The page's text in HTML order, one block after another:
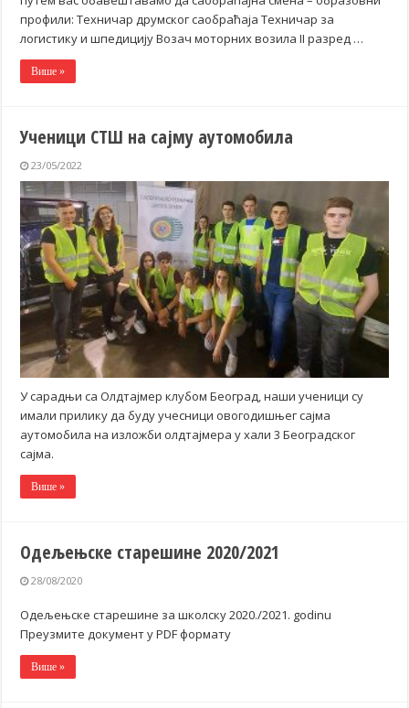
профили: Техничар друмског саобраћаја Техничар за
логистику и шпедицију Возач моторних возила II разред …
Више »
Ученици СТШ на сајму аутомобила
23/05/2022
У сарадњи са Олдтајмер клубом Београд, наши ученици су
имали прилику да буду учесници овогодишњег сајма
аутомобила на изложби олдтајмера у хали 3 Београдског
сајма.
Више »
Одељењске старешине 2020/2021
28/08/2020
Одељењске старешине за школску 2020./2021. godinu
Преузмите документ у PDF формату
Више »